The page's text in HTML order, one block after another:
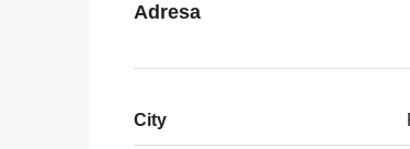
Adresa
City